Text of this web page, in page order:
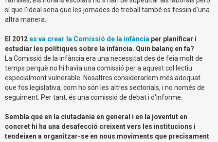
sí que l'ideal seria que les jornades de treball també es fessin d'una
altra manera.
El 2012 es va crear la Comissió de la infància per planificar i
estudiar les polítiques sobre la infància. Quin balanç en fa?
La Comissió de la infància era una necessitat des de feia molt de
temps perquè no hi havia una comissió per a aquest col·lectiu
especialment vulnerable. Nosaltres consideraríem més adequat
que fos legislativa, com ho són les altres sectorials, i no només de
seguiment. Per tant, és una comissió de debat i d'informe.
Sembla que en la ciutadania en general i en la joventut en
concret hi ha una desafecció creixent vers les institucions i
tendeixen a organitzar-se en nous moviments que precisament